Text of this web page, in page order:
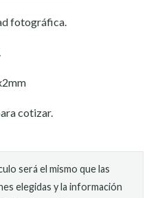
fotográfica.
cotizar.
será el mismo que las
elegidas y la información